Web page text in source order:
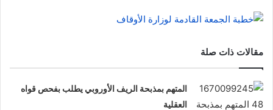
مقالات ذات صلة
المتهم بمذبحة الريف الأوروبي يطلب بفحص قواه
العقلية